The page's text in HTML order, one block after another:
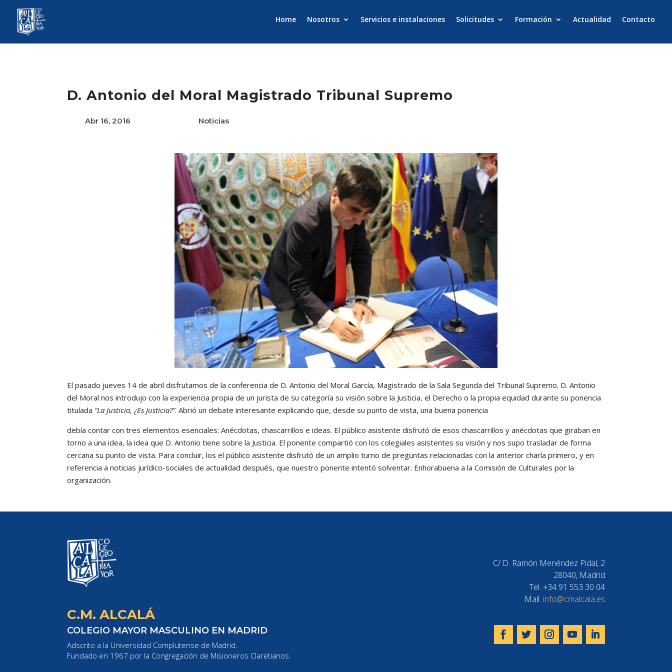
Home Nosotros Servicios e instalaciones Solicitudes Formación Actualidad Contacto
D. Antonio del Moral Magistrado Tribunal Supremo
Abr 16, 2016 Noticias
El pasado jueves 14 de abril disfrutamos de la conferencia de D. Antonio del Moral García, Magistrado de la Sala Segunda del Tribunal Supremo. D. Antonio
del Moral nos introdujo con la experiencia propia de un jurista de su categoría su visión sobre la Justicia, el Derecho o la propia equidad durante su ponencia
titulada “La Justicia, ¿Es Justicia?”. Abrió un debate interesante explicando que, desde su punto de vista, una buena ponencia
debía contar con tres elementos esenciales: Anécdotas, chascarrillos e ideas. El público asistente disfrutó de esos chascarrillos y anécdotas que giraban en
torno a una idea, la idea que D. Antonio tiene sobre la Justicia. El ponente compartió con los colegiales asistentes su visión y nos supo trasladar de forma
cercana su punto de vista. Para concluir, los el público asistente disfrutó de un amplio turno de preguntas relacionadas con la anterior charla primero, y en
referencia a noticias jurídico-sociales de actualidad después, que nuestro ponente intentó solventar. Enhorabuena a la Comisión de Culturales por la
organización.
C.M. ALCALÁ
COLEGIO MAYOR MASCULINO EN MADRID
Adscrito a la Universidad Complutense de Madrid.
Fundado en 1967 por la Congregación de Misioneros Claretianos.
C/ D. Ramón Menéndez Pidal, 2
28040, Madrid
Tel. +34 91 553 30 04
Mail. info@cmalcala.es